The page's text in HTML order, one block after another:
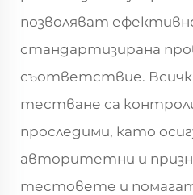
позволяват
стандартизирана
съответствие.
тестване са
проследими, като
авторитетни и
тестовете и